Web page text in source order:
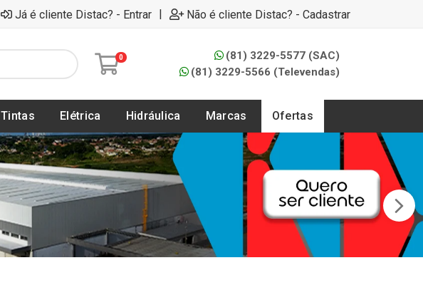
Já é cliente Distac? - Entrar | Não é cliente Distac? - Cadastrar
0
(81) 3229-5577 (SAC)
(81) 3229-5566 (Televendas)
Tintas Elétrica Hidráulica Marcas Ofertas